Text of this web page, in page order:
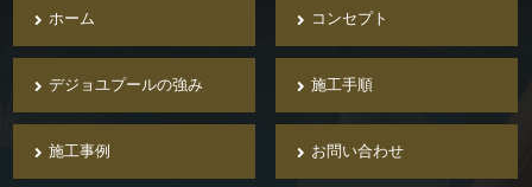
ホーム
デジョユプールの強み
施工事例
コンセプト
施工手順
お問い合わせ